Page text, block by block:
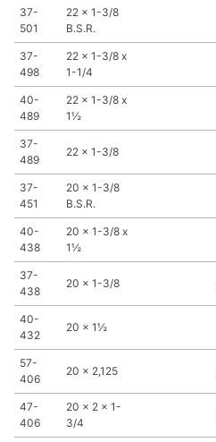
37-
501
22 x 1-3/8
B.S.R.
37-
498
22 x 1-3/8 x
1-1/4
40-
489
22 x 1-3/8 x
1½
37-
489
22 x 1-3/8
37-
451
20 x 1-3/8
B.S.R.
40-
438
20 x 1-3/8 x
1½
37-
438
20 x 1-3/8
40-
432
20 x 1½
57-
406
20 x 2,125
47-
406
20 x 2 x 1-
3/4